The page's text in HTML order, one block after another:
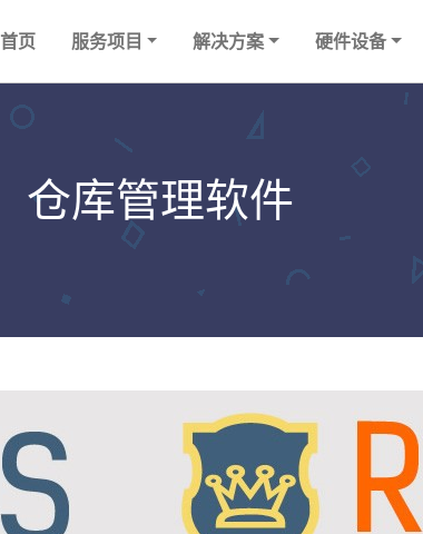
首页 服务项目 解决方案 硬件设备
仓库管理软件